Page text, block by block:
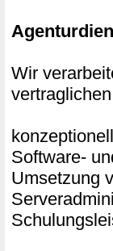
Wir
Software-
Umsetzung